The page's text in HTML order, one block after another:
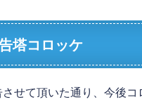
塔コロッケ
せて頂いた通り、今後